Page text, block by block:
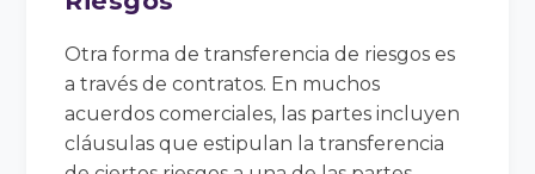
Otra forma de transferencia de riesgos es
a través de contratos. En muchos
acuerdos comerciales, las partes incluyen
cláusulas que estipulan la transferencia